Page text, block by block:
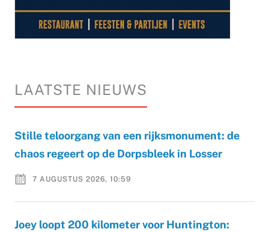
LAATSTE NIEUWS
Stille teloorgang van een rijksmonument: de
chaos regeert op de Dorpsbleek in Losser
7 AUGUSTUS 2026, 10:59
Joey loopt 200 kilometer voor Huntington: